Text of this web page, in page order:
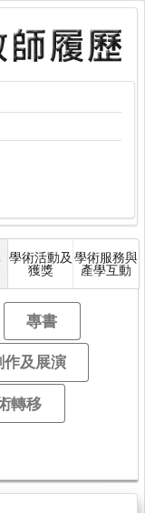
學術活動及
獲獎
學術服務與
產學互動
專書
及展演
轉移